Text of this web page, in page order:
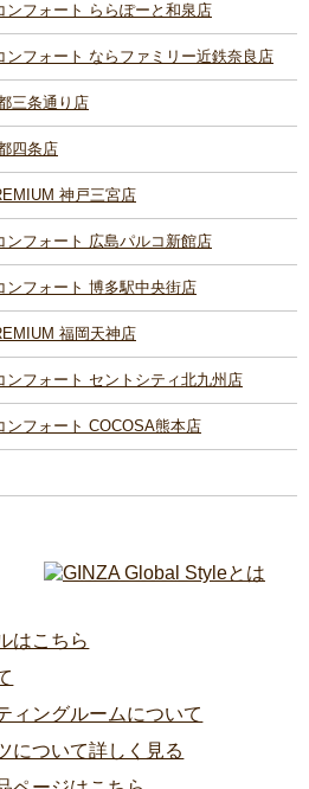
フォート ららぽーと和泉店
フォート ならファミリー近鉄奈良店
三条通り店
四条店
神戸三宮店
フォート 広島パルコ新館店
ンフォート 博多駅中央街店
福岡天神店
フォート セントシティ北九州店
フォート COCOSA熊本店